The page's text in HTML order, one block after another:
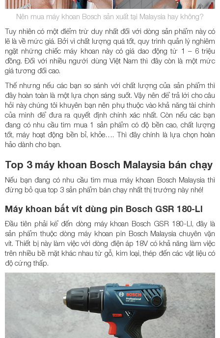
Nên mua máy khoan Bosch sản xuất tại Malaysia hay không?
Tuy nhiên có một điểm trừ duy nhất đối với dòng sản phẩm này có
lẽ là về mức giá. Bởi vì chất lượng quá tốt, quy trình quản lý nghiêm
ngặt những chiếc máy khoan này có giá dao động từ 1 – 6 triệu
đồng. Đối với nhiều người dùng Việt Nam thì đây còn là một mức
giá tương đối cao.
Thế nhưng nếu các bạn so sánh với chất lượng của sản phẩm thì
đây hoàn toàn là một lựa chọn sáng suốt. Vậy nên để trả lời cho câu
hỏi này chúng tôi khuyên bạn nên phụ thuộc vào khả năng tài chính
của mình để đưa ra quyết định chính xác nhất. Còn nếu các bạn
đang có nhu cầu tìm mua 1 sản phẩm có độ bền cao, chất lượng
tốt, máy hoạt động bền bỉ, khỏe…. Thì đây chính là lựa chọn hoàn
hảo dành cho bạn.
Top 3 máy khoan Bosch Malaysia bán chạy
Nếu bạn đang có nhu cầu tìm mua máy khoan Bosch Malaysia thì
đừng bỏ qua top 3 sản phẩm bán chạy nhất thị trường này nhé!
Máy khoan bắt vít dùng pin Bosch GSR 180-LI
Đầu tiên phải kể đến dòng máy khoan Bosch GSR 180-LI, đây là
sản phẩm thuộc dòng máy khoan pin Bosch Malaysia chuyên vặn
vít. Thiết bị này làm việc với dòng điện áp 18V có khả năng làm việc
trên nhiều bề mặt khác nhau từ gỗ, kim loại, thép đến các vật liệu có
độ cứng thấp.